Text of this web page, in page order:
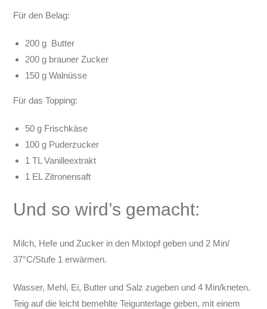
Für den Belag:
200 g Butter
200 g brauner Zucker
150 g Walnüsse
Für das Topping:
50 g Frischkäse
100 g Puderzucker
1 TL Vanilleextrakt
1 EL Zitronensaft
Und so wird’s gemacht:
Milch, Hefe und Zucker in den Mixtopf geben und 2 Min/
37°C/Stufe 1 erwärmen.
Wasser, Mehl, Ei, Butter und Salz zugeben und 4 Min/kneten.
Teig auf die leicht bemehlte Teigunterlage geben, mit einem